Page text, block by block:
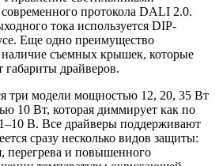
протокола DALI 2.0.
тока используется DIP-
Еще одно преимущество
съемных крышек, которые
драйверов.
три модели мощностью 12, 20, 35 Вт
10 Вт, которая диммирует как по
В. Все драйверы поддерживают
сразу несколько видов защиты:
перегрева и повышенного